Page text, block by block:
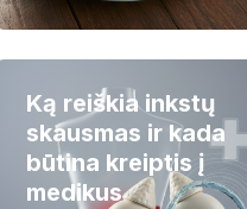
Ką reiškia inkstų
skausmas ir kada
būtina kreiptis į
medikus